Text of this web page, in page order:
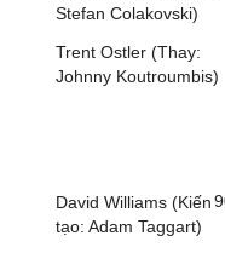
Stefan Colakovski)
Trent Ostler (Thay:
Johnny Koutroumbis)
David Williams (Kiến
tạo: Adam Taggart)